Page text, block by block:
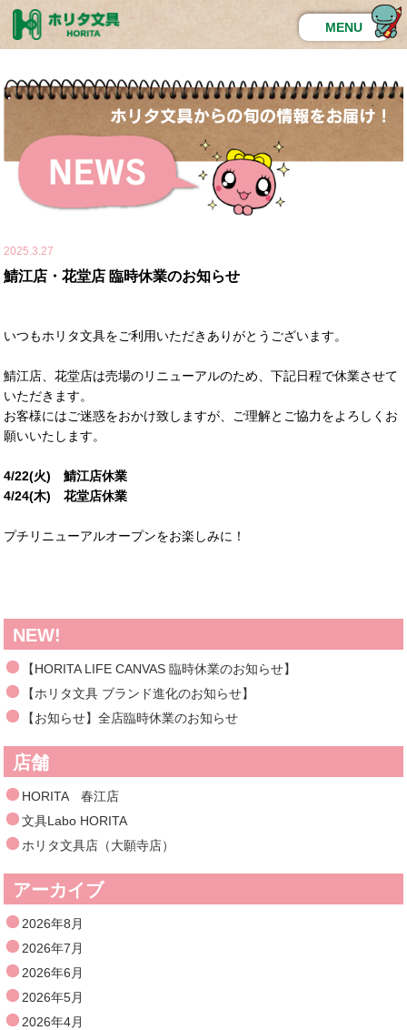
MENU
2025.3.27
鯖江店・花堂店 臨時休業のお知らせ
いつもホリタ文具をご利用いただきありがとうございます。
鯖江店、花堂店は売場のリニューアルのため、下記日程で休業させて
いただきます。
お客様にはご迷惑をおかけ致しますが、ご理解とご協力をよろしくお
願いいたします。
4/22(火) 鯖江店休業
4/24(木) 花堂店休業
プチリニューアルオープンをお楽しみに！
NEW!
【HORITA LIFE CANVAS 臨時休業のお知らせ】
【ホリタ文具 ブランド進化のお知らせ】
【お知らせ】全店臨時休業のお知らせ
店舗
HORITA 春江店
文具Labo HORITA
ホリタ文具店（大願寺店）
アーカイブ
2026年8月
2026年7月
2026年6月
2026年5月
2026年4月